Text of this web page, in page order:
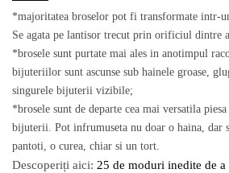
*majoritatea broselor pot fi transformate intr-
Se agata pe lantisor trecut prin orificiul dintre
*brosele sunt purtate mai ales in anotimpul
bijuteriilor sunt ascunse sub hainele groase,
singurele bijuterii vizibile;
*brosele sunt de departe cea mai versatila
bijuterii. Pot infrumuseta nu doar o haina, dar
pantoti, o curea, chiar si un tort.
Descoperiți aici: 25 de moduri inedite de